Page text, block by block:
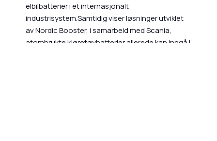
elbilbatterier i et internasjonalt
industrisystem.Samtidig viser løsninger utviklet
av Nordic Booster, i samarbeid med Scania,
atombrukte kjøretøybatterier allerede kan inngå i